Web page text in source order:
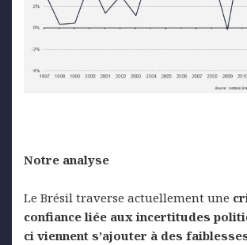
Notre analyse
Le Brésil traverse actuellement une
confiance liée aux incertitudes
ci viennent s’ajouter à des